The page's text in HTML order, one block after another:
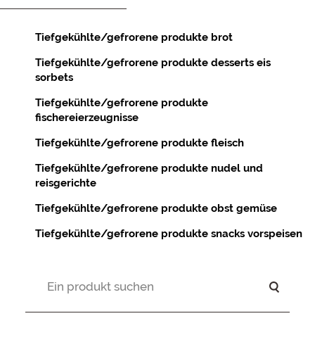
Tiefgekühlte/gefrorene produkte brot
Tiefgekühlte/gefrorene produkte desserts eis
sorbets
Tiefgekühlte/gefrorene produkte
fischereierzeugnisse
Tiefgekühlte/gefrorene produkte fleisch
Tiefgekühlte/gefrorene produkte nudel und
reisgerichte
Tiefgekühlte/gefrorene produkte obst gemüse
Tiefgekühlte/gefrorene produkte snacks vorspeisen